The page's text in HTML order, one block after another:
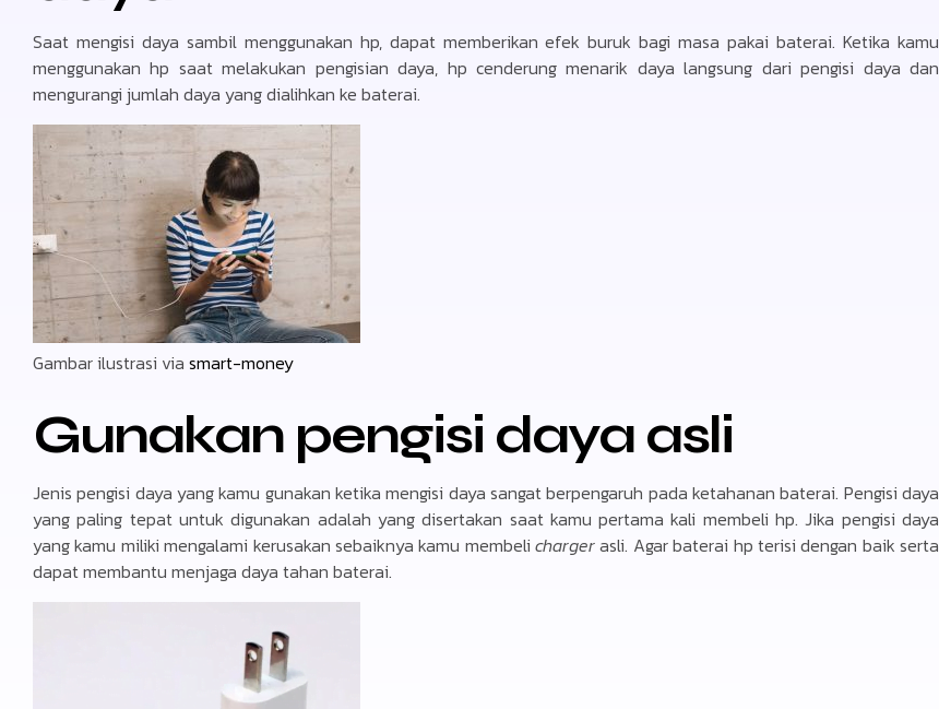
Saat mengisi daya sambil menggunakan hp, dapat memberikan efek buruk bagi masa pakai baterai. Ketika kamu
menggunakan hp saat melakukan pengisian daya, hp cenderung menarik daya langsung dari pengisi daya dan
mengurangi jumlah daya yang dialihkan ke baterai.
Gambar ilustrasi via smart-money
Gunakan pengisi daya asli
Jenis pengisi daya yang kamu gunakan ketika mengisi daya sangat berpengaruh pada ketahanan baterai. Pengisi daya
yang paling tepat untuk digunakan adalah yang disertakan saat kamu pertama kali membeli hp. Jika pengisi daya
yang kamu miliki mengalami kerusakan sebaiknya kamu membeli chargerasli. Agar baterai hp terisi dengan baik serta
dapat membantu menjaga daya tahan baterai.